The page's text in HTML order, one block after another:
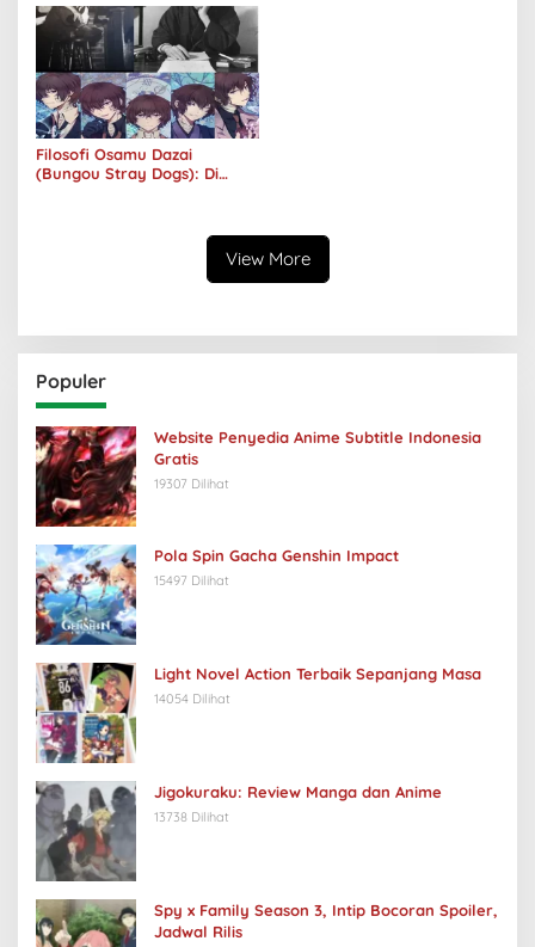
Filosofi Osamu Dazai
(Bungou Stray Dogs): Di
View More
Populer
Website Penyedia Anime Subtitle Indonesia
Gratis
19307 Dilihat
Pola Spin Gacha Genshin Impact
15497 Dilihat
Light Novel Action Terbaik Sepanjang Masa
14054 Dilihat
Jigokuraku: Review Manga dan Anime
13738 Dilihat
Spy x Family Season 3, Intip Bocoran Spoiler,
Jadwal Rilis